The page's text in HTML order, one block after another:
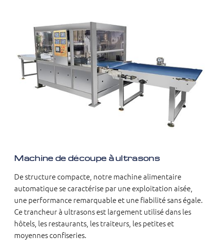
Machine de découpe à ultrasons
De structure compacte, notre machine alimentaire
automatique se caractérise par une exploitation aisée,
une performance remarquable et une fiabilité sans égale.
Ce trancheur à ultrasons est largement utilisé dans les
hôtels, les restaurants, les traiteurs, les petites et
moyennes confiseries.